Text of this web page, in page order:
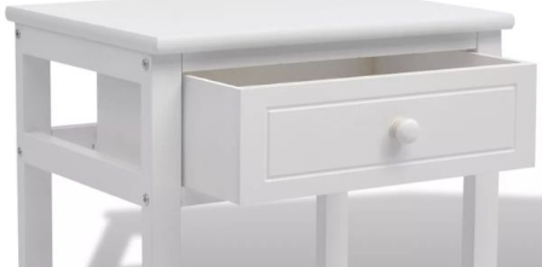
Купи на изплащане
Credit calculator
Нощни шкафчета, 2 броя, дърво, бяло
Please select credit institution
Цена на продукта:
Extraction of information from credit institutions
Предоставената таблица е с информационна цел.
Добавете продукта в количката си с бутона "Добави в
количката" и при поръчка ще можете да изберете броя
вноски на кредита.